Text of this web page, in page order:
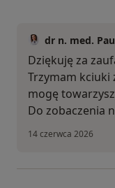
dr n. med.
Dziękuję za
Trzymam kciuki
mogę
Do zobaczenia
14 czerwca 2026